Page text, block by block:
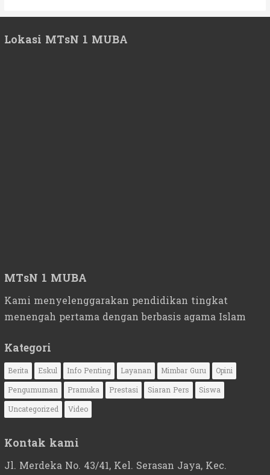
Lokasi MTsN 1 MUBA
MTsN 1 MUBA
Kami menyelenggarakan pendidikan tingkat
menengah pertama dengan berbasis agama Islam
Kategori
Berita Eskul Info Penting Layanan Mimbar Guru
Opini
Pengumuman
Pramuka Prestasi Siaran Pers
Siswa
Uncategorized
Video
Kontak kami
Jl. Merdeka No. 43/41, Kel. Serasan Jaya, Kec.